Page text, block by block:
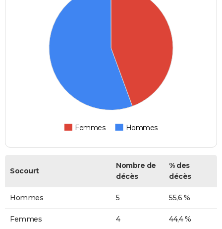
Femmes Hommes
Socourt
Nombre de
décès
% des
décès
Hommes 5 55,6 %
Femmes 4 44,4 %